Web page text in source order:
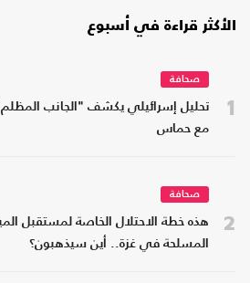
الأكثر قراءة في أسبوع
1
صحافة
تحليل إسرائيلي يكشف "الجانب
مع حماس
2
صحافة
هذه خطة الاحتلال الخاصة لمستقبل
المسلحة في غزة.. أين سيذهبون؟